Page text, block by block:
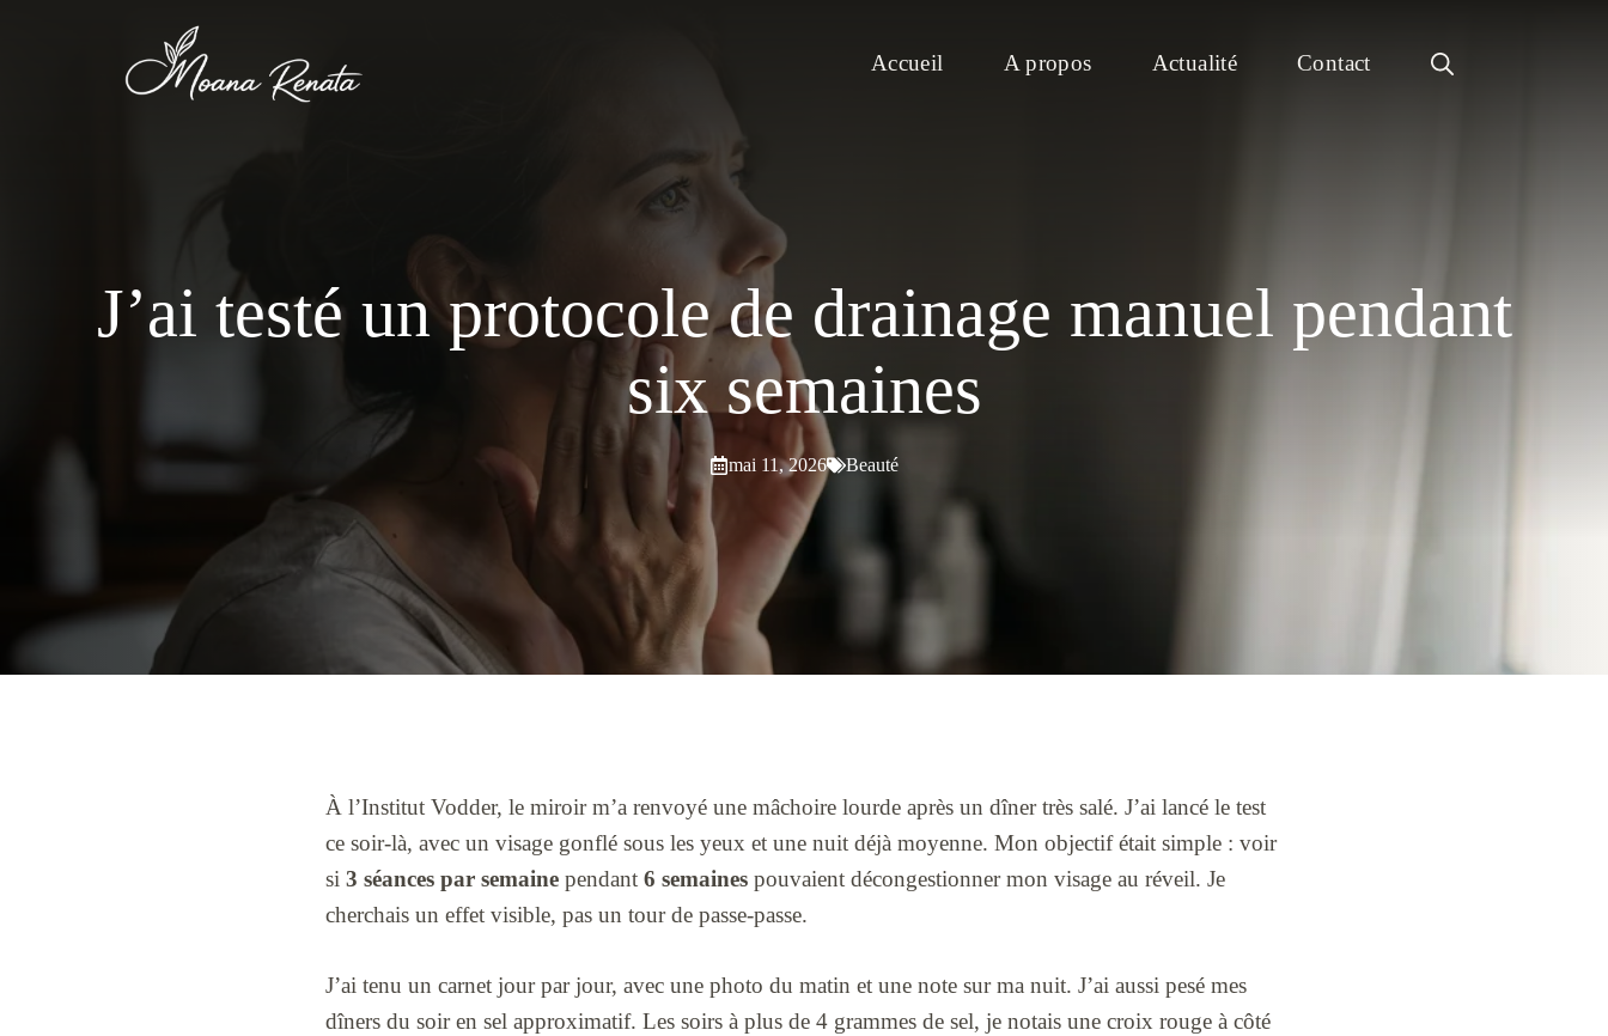
Accueil A propos Actualité Contact
J’ai testé un protocole de drainage manuel pendant
six semaines
mai 11, 2026 Beauté
À l’Institut Vodder, le miroir m’a renvoyé une mâchoire lourde après un dîner très salé. J’ai lancé le test
ce soir-là, avec un visage gonflé sous les yeux et une nuit déjà moyenne. Mon objectif était simple : voir
si 3 séances par semaine pendant 6 semaines pouvaient décongestionner mon visage au réveil. Je
cherchais un effet visible, pas un tour de passe-passe.
J’ai tenu un carnet jour par jour, avec une photo du matin et une note sur ma nuit. J’ai aussi pesé mes
dîners du soir en sel approximatif. Les soirs à plus de 4 grammes de sel, je notais une croix rouge à côté